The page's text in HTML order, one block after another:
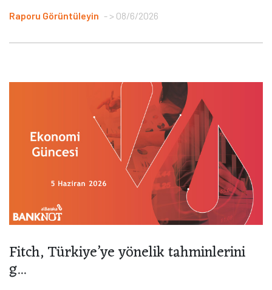
Raporu Görüntüleyin > 08/6/2026
Fitch, Türkiye’ye yönelik tahminlerini
g...